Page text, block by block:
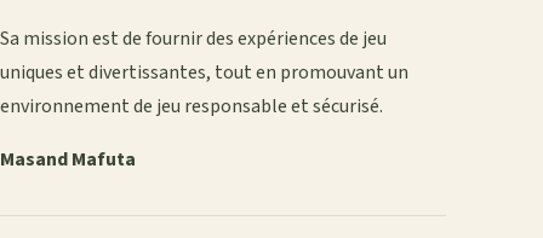
Sa mission est de fournir des expériences de jeu
uniques et divertissantes, tout en promouvant un
environnement de jeu responsable et sécurisé.
Masand Mafuta